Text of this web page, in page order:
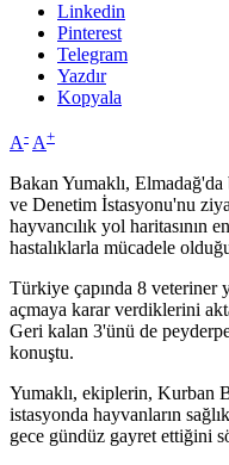
Linkedin
Pinterest
Telegram
Yazdır
Kopyala
A- A+
Bakan Yumaklı,
ve Denetim İstasyonu'nu
hayvancılık yol haritasının
hastalıklarla mücadele
Türkiye çapında 8 veteriner
açmaya karar verdiklerini
Geri kalan 3'ünü de
konuştu.
Yumaklı, ekiplerin, Kurban
istasyonda hayvanların
gece gündüz gayret ettiğini